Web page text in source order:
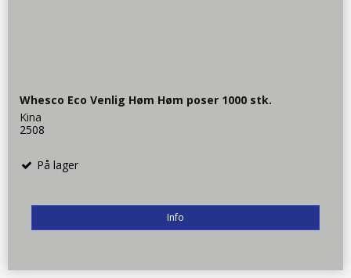
Whesco Eco Venlig Høm Høm poser 1000 stk.
Kina
2508
På lager
Info